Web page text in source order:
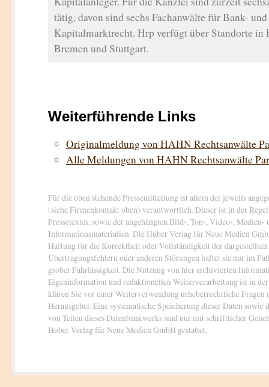
tätig, davon sind sechs Fachanwälte für Bank- und
Kapitalmarktrecht. Hrp verfügt über Standorte in
Bremen und Stuttgart.
Weiterführende Links
Originalmeldung von HAHN Rechtsanwälte
Alle Meldungen von HAHN Rechtsanwälte
Für die oben stehende Pressemitteilung ist allein der jeweils
(siehe Firmenkontakt oben) verantwortlich. Dieser ist in der
Pressetextes, sowie der angehängten Bild-, Ton-, Video-, Medien-
Informationsmaterialien. Die Huber Verlag für Neue Medien
Haftung für die Korrektheit oder Vollständigkeit der
Übertragungsfehlern oder anderen Störungen haftet sie nur im
grober Fahrlässigkeit. Die Nutzung von hier archivierten
Eigeninformation und redaktionellen Weiterverarbeitung ist in
klären Sie vor einer Weiterverwendung urheberrechtliche Fragen
Herausgeber. Eine systematische Speicherung dieser Daten sowie
von Teilen dieses Datenbankwerks sind nur mit schriftlicher
Huber Verlag für Neue Medien GmbH gestattet.